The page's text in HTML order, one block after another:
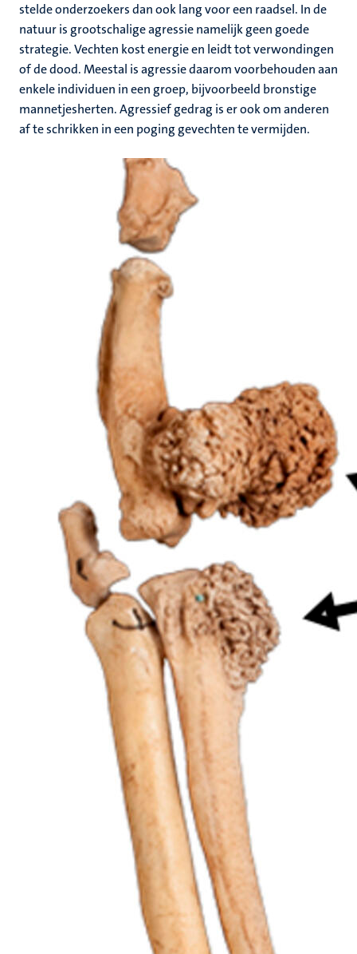
stelde onderzoekers dan ook lang voor een raadsel. In de
natuur is grootschalige agressie namelijk geen goede
strategie. Vechten kost energie en leidt tot verwondingen
of de dood. Meestal is agressie daarom voorbehouden aan
enkele individuen in een groep, bijvoorbeeld bronstige
mannetjesherten. Agressief gedrag is er ook om anderen
af te schrikken in een poging gevechten te vermijden.